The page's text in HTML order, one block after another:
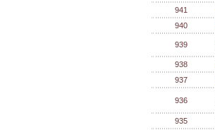
941
940
939
938
937
936
935